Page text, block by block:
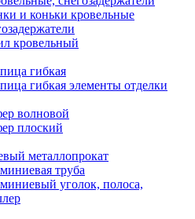
и коньки кровельные
кровельный
гибкая
гибкая элементы отделки
волновой
плоский
металлопрокат
труба
уголок, полоса,